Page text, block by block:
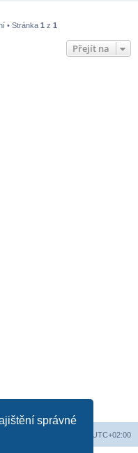
správné
• Stránka 1 z 1
Přejít na
UTC+02:00